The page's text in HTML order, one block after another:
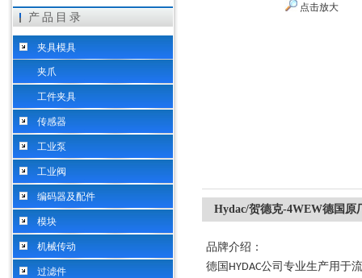
希而科工业控制设备（上海）有限公司
产品目录
夹具模具
夹爪
工件夹具
传感器
工业泵
工业阀
编码器及配件
模块
机械传动
过滤件
点击放大
Hydac/贺德克-4WEW德国原
品牌介绍：
德国 HYDAC公司专业生产用于